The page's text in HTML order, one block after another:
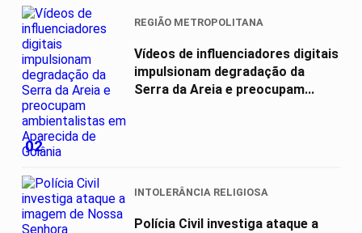
02
REGIÃO METROPOLITANA
Vídeos de influenciadores digitais
impulsionam degradação da
Serra da Areia e preocupam...
INTOLERÂNCIA RELIGIOSA
Polícia Civil investiga ataque a